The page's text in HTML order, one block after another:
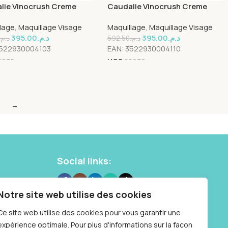
site web utilise des cookies
site web utilise des cookies pour vous garantir une
optimale. Pour plus d'informations sur la façon
Vinocrush Creme
, Maquillage Visage
د.م.395.00
Caudalie Vinocrush Creme
Maquillage, Maquillage Visage
د.م.592.50 د.م.395.00
EAN: 3522930004110
UGS 28639
→
87
: 9h à
Social links: